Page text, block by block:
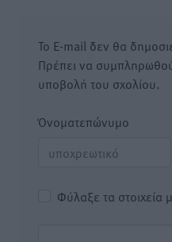
Το E-mail δεν θα
Πρέπει να
υποβολή του σχολίου.
Όνοματεπώνυμο
Φύλαξε τα